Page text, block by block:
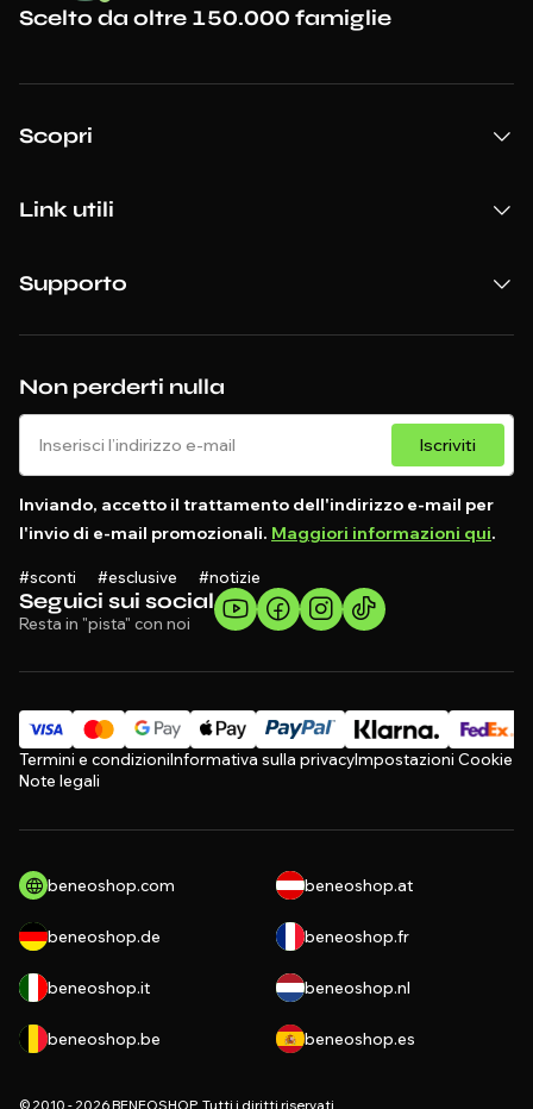
Seguici sui social
Resta in "pista" con noi
Non perderti nulla
Iscriviti
Inviando, accetto il trattamento dell'indirizzo e-mail per
l'invio di e-mail promozionali. Maggiori informazioni qui.
#sconti #esclusive #notizie
Scelto da oltre 150.000 famiglie
Scopri
Link utili
Supporto
Termini e condizioniInformativa sulla privacyImpostazioni Cookie
Note legali
beneoshop.com beneoshop.at
beneoshop.de beneoshop.fr
beneoshop.it beneoshop.nl
beneoshop.be beneoshop.es
© 2010 - 2026 BENEOSHOP, Tutti i diritti riservati